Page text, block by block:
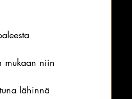
mukaan niin
lähinnä